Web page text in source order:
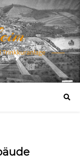
Trinkkuranlage